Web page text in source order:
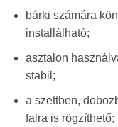
bárki számára
installálható;
asztalon
stabil;
a szettben,
falra is rögzíthető;